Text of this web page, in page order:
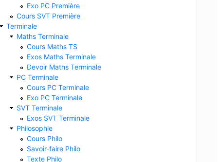
Exo PC Première
Cours SVT Première
Terminale
Maths Terminale
Cours Maths TS
Exos Maths Terminale
Devoir Maths Terminale
PC Terminale
Cours PC Terminale
Exo PC Terminale
SVT Terminale
Exos SVT Terminale
Philosophie
Cours Philo
Savoir-faire Philo
Texte Philo